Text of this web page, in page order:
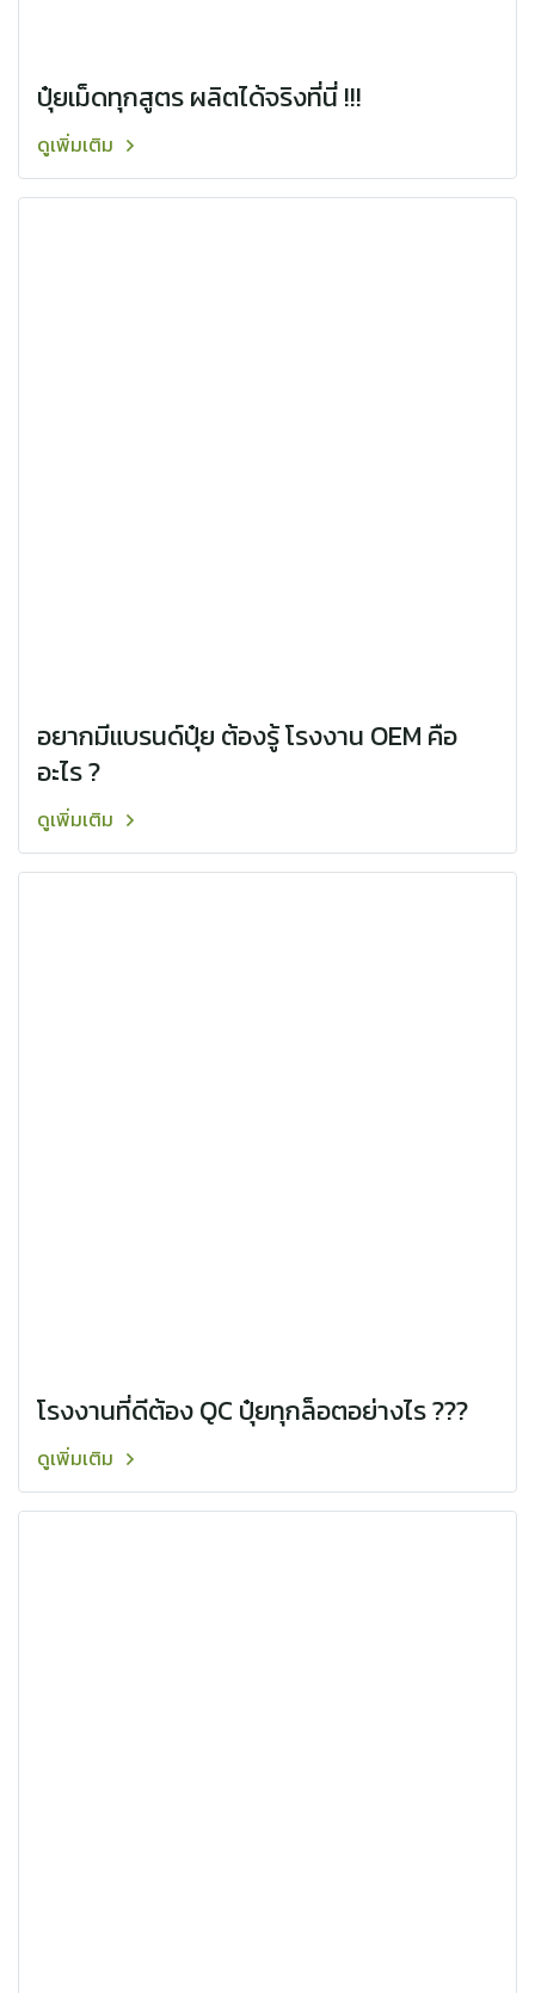
ปุ๋ยเม็ดทุกสูตร ผลิตได้จริงที่นี่ !!!
ดูเพิ่มเติม
อยากมีแบรนด์ปุ๋ย ต้องรู้️ โรงงาน OEM คือ
อะไร ?
ดูเพิ่มเติม
โรงงานที่ดีต้อง QC ปุ๋ยทุกล็อตอย่างไร ???
ดูเพิ่มเติม